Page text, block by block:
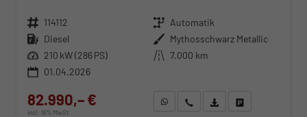
Fahrzeugnr. 114112 Getriebe Automatik
Kraftstoff Diesel Außenfarbe Mythosschwarz Metallic
Leistung 210 kW (286 PS) Kilometerstand 7.000 km
01.04.2026
82.990,– €
incl. 19% MwSt.
WhatsApp anfragen
Wir rufen Sie anFahrzeugexposé (PDF)